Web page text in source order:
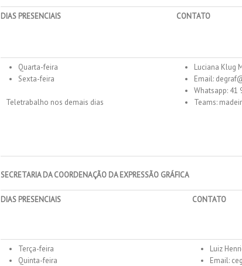
DIAS PRESENCIAIS CONTATO
Quarta-feira
Sexta-feira
Teletrabalho nos demais dias
Luciana Klug
Email:
Whatsapp: 41
Teams:
SECRETARIA DA COORDENAÇÃO DA EXPRESSÃO GRÁFICA
DIAS PRESENCIAIS CONTATO
Terça-feira
Quinta-feira
Luiz
Email: